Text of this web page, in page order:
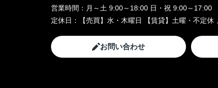
営業時間： 月～土 9:00～18:00 日・祝 9:00～17:00
定休日：
【売買】水・木曜日 【賃貸】土曜・不定休
お問い合わせ